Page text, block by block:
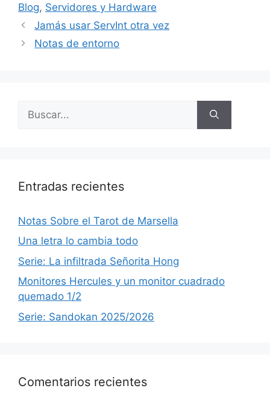
Blog, Servidores y Hardware
Jamás usar ServInt otra vez
Notas de entorno
Entradas recientes
Notas Sobre el Tarot de Marsella
Una letra lo cambia todo
Serie: La infiltrada Señorita Hong
Monitores Hercules y un monitor cuadrado
quemado 1/2
Serie: Sandokan 2025/2026
Comentarios recientes